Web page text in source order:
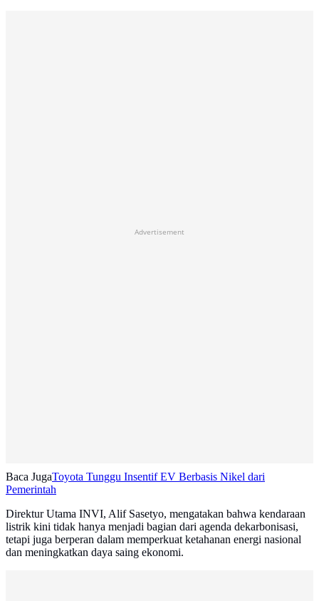
Advertisement
Baca JugaToyota Tunggu Insentif EV Berbasis Nikel dari
Pemerintah
Direktur Utama INVI, Alif Sasetyo, mengatakan bahwa kendaraan
listrik kini tidak hanya menjadi bagian dari agenda dekarbonisasi,
tetapi juga berperan dalam memperkuat ketahanan energi nasional
dan meningkatkan daya saing ekonomi.